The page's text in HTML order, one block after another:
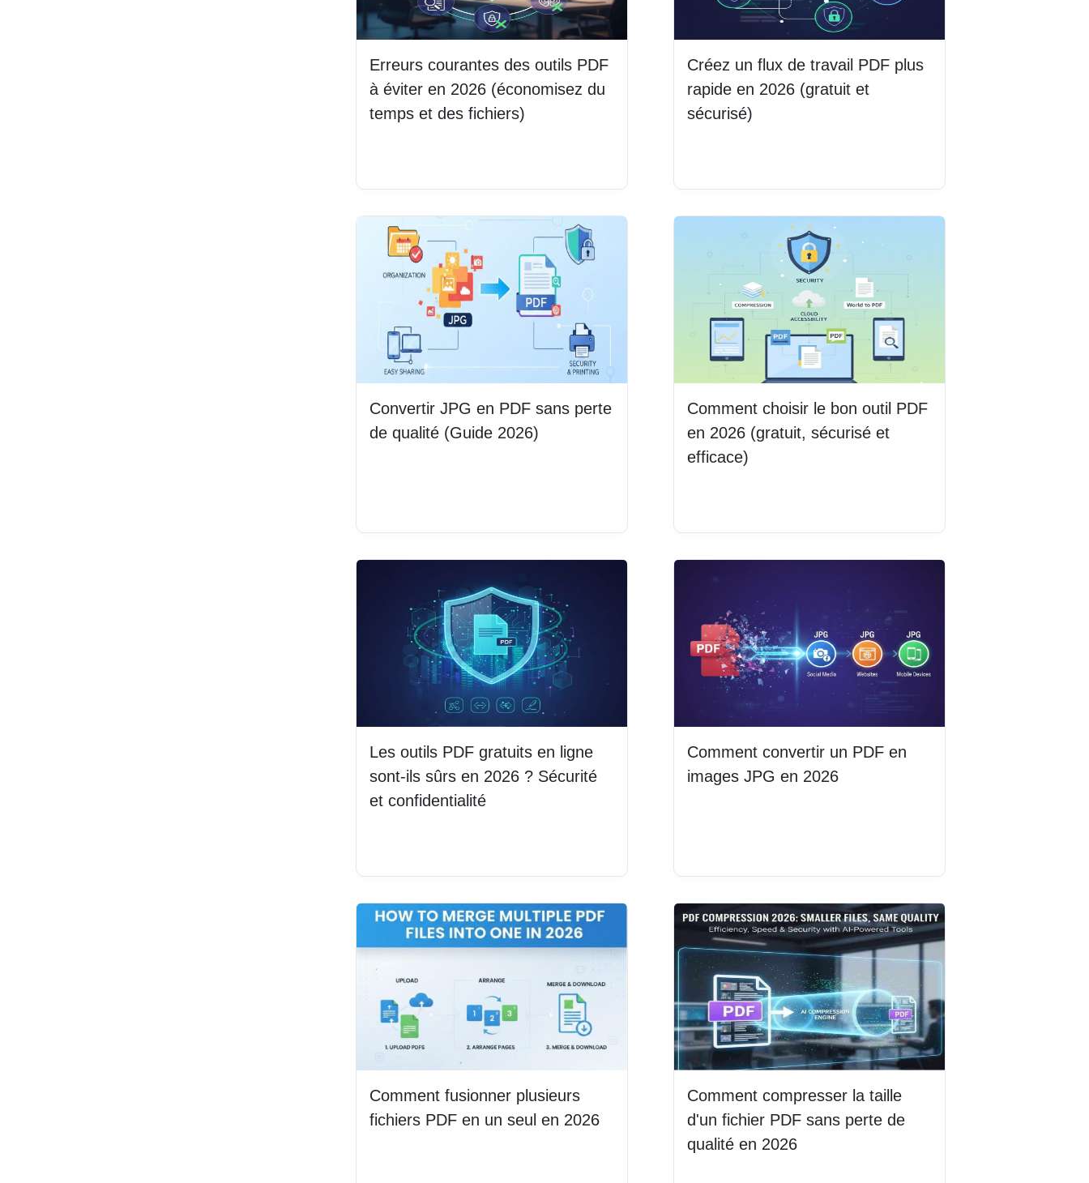
Erreurs courantes des outils PDF
à éviter en 2026 (économisez du
temps et des fichiers)
Créez un flux de travail PDF plus
rapide en 2026 (gratuit et
sécurisé)
Convertir JPG en PDF sans perte
de qualité (Guide 2026)
Comment choisir le bon outil PDF
en 2026 (gratuit, sécurisé et
efficace)
Les outils PDF gratuits en ligne
sont-ils sûrs en 2026 ? Sécurité
et confidentialité
Comment convertir un PDF en
images JPG en 2026
Comment fusionner plusieurs
fichiers PDF en un seul en 2026
Comment compresser la taille
d'un fichier PDF sans perte de
qualité en 2026